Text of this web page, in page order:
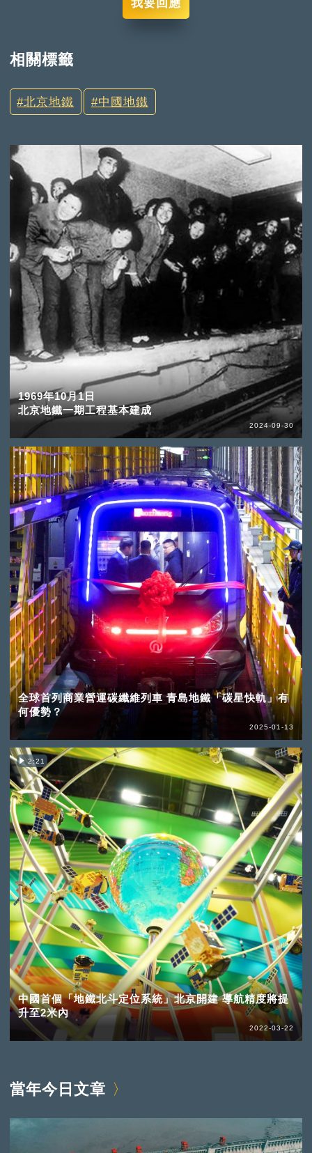
我要回應
相關標籤
北京地鐵 中國地鐵
1969年10月1日
北京地鐵一期工程基本建成
2024-09-30
全球首列商業營運碳纖維列車 青島地鐵「碳星快軌」有
何優勢？
2025-01-13
2:21
中國首個「地鐵北斗定位系統」北京開建 導航精度將提
升至2米內
2022-03-22
當年今日文章